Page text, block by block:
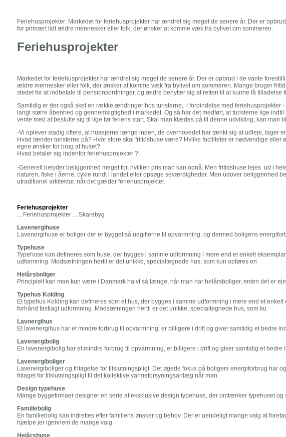
Feriehusprojekter: Markedet for feriehusprojekter har ændret sig meget de senere år. Der er
for primært lidt ældre mennesker eller folk, der ønsker at komme væk fra bylivet om sommeren.
Feriehusprojekter
Markedet for feriehusprojekter har ændret sig meget de senere år. Der er opbrud i de vante
ældre mennesker eller folk, der ønsker at komme væk fra bylivet om sommeren. Mange bruger
stedet for at indbetale til pensionsordninger, og ældre benytter sig af retten til at kunne få tilladelse
Samtidig er der også sket en række ændringer hos turisterne, i forbindelse med feriehusprojekter
langt større åbenhed og gennemsigtighed i markedet. Og så har det medført, at turisterne lige
vente med at beslutte sig til lige før feriens start. Skal man klædes på til denne udvikling, kan man
-Vi oplever stadig oftere, at husejerne længe inden, de overhovedet har tænkt sig at udleje, tager
Hvad tænder turisterne på? Hvor store skal fritidshuse være? Hvilke faciliteter er nødvendige
egne ønsker for brug af huset?
Hvad betaler sig indenfor feriehusprojekter ?
-Generelt betyder beliggenhed meget for, hvilken pris man kan opnå. Men fritidshuse lejes ud i
naturen, fiske i åerne, cykle rundt i landet eller opsøge seværdigheder. Men udover beliggenhed
utraditionel arkitektur, når det gælder feriehusprojekter.
Feriehusprojekter
... Feriehusprojekter ... Skarebyg
Lavenergihuse
Lavenergihuse er boliger der er bygget så udgifterne til opvarmning, og dermed boligens
Typehuse
Typehuse kan defineres som huse, der bygges i samme udformning i mere end et enkelt
udformning. Modsætningen hertil er det unikke, specialtegnede hus, som kun opføres en
Helårsboliger
Principielt kan man kun være i Danmark halvt så længe, når man har helårsboliger, enten det er
Typehus Kolding
Et typehus Kolding kan defineres som et hus, der bygges i samme udformning i mere end et
forhånd fastlagt udformning. Modsætningen hertil er det unikke, specialtegnede hus, som ku
Lavnergihus
Et lavenergihus har et mindre forbrug til opvarmning, er billigere i drift og giver samtidig et bedre
Lavenergibolig
En lavenergibolig har et mindre forbrug til opvarmning, er billigere i drift og giver samtidig et bedre
Lavenergiboliger
Lavenergiboliger og fritagelse for tilslutningspligt. Det øgede fokus på boligers energiforbrug har
fritaget for tilslutningspligt til det kollektive varmeforsyningsanlæg når man
Design typehuse
Mange byggefirmaer designer en serie af eksklusive design typehuse, der omtænker typehuset
Familiebolig
En familiebolig kan indrettes efter familiens ønsker og behov. Der er uendeligt mange valg at
hjælpe jer igennem de mange valg.
Helårshuse